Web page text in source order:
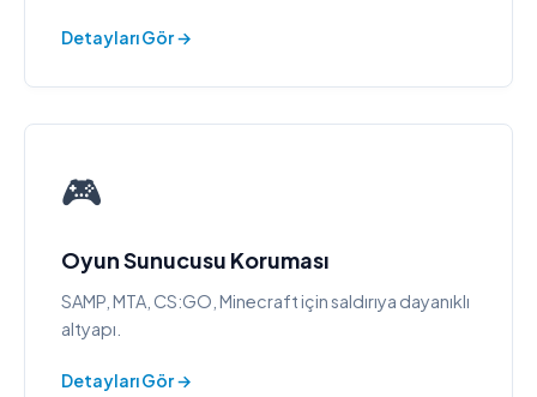
Detayları Gör →
🎮
Oyun Sunucusu Koruması
SAMP, MTA, CS:GO, Minecraft için saldırıya dayanıklı
altyapı.
Detayları Gör →